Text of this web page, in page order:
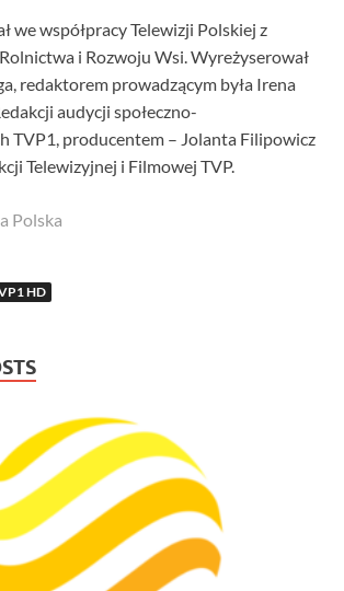
we współpracy Telewizji Polskiej z
i Rozwoju Wsi. Wyreżyserował
redaktorem prowadzącym była Irena
audycji społeczno-
TVP1, producentem – Jolanta Filipowicz
Telewizyjnej i Filmowej TVP.
Polska
HD